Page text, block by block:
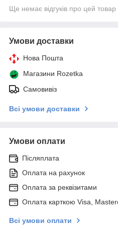
Ще немає відгуків про цей товар
Умови доставки
Нова Пошта
Магазини Rozetka
Самовивіз
Всі умови доставки
Умови оплати
Післяплата
Оплата на рахунок
Оплата за реквізитами
Оплата карткою Visa,
Всі умови оплати